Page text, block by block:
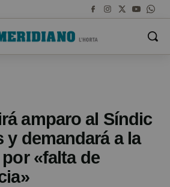
amparo al Síndic
y demandará a la
«falta de